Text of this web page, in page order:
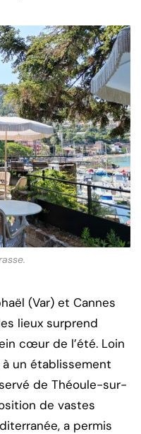
(Var) et Cannes
lieux surprend
cœur de l’été. Loin
à un établissement
de Théoule-sur-
de vastes
a permis